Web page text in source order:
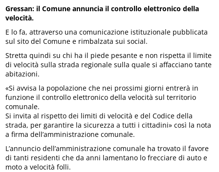
Gressan: il Comune annuncia il controllo elettronico della
velocità.
E lo fa, attraverso una comunicazione istituzionale pubblicata
sul sito del Comune e rimbalzata sui social.
Stretta quindi su chi ha il piede pesante e non rispetta il limite
di velocità sulla strada regionale sulla quale si affacciano tante
abitazioni.
«Si avvisa la popolazione che nei prossimi giorni entrerà in
funzione il controllo elettronico della velocità sul territorio
comunale.
Si invita al rispetto dei limiti di velocità e del Codice della
strada, per garantire la sicurezza a tutti i cittadini» così la nota
a firma dell’amministrazione comunale.
L’annuncio dell’amministrazione comunale ha trovato il favore
di tanti residenti che da anni lamentano lo frecciare di auto e
moto a velocità folli.